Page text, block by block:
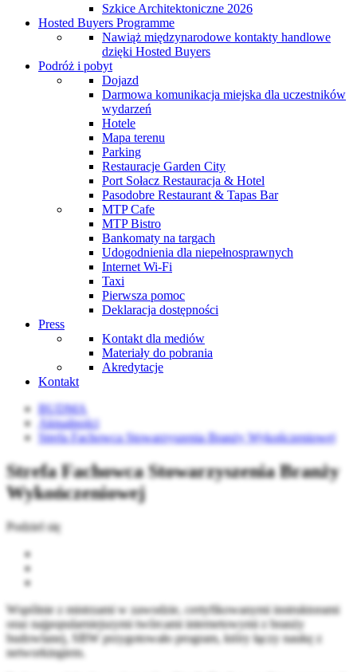
Szkice Architektoniczne 2026
Hosted Buyers Programme
Nawiąż międzynarodowe kontakty handlowe
dzięki Hosted Buyers
Podróż i pobyt
Dojazd
Darmowa komunikacja miejska dla uczestników
wydarzeń
Hotele
Mapa terenu
Parking
Restauracje Garden City
Port Sołacz Restauracja & Hotel
Pasodobre Restaurant & Tapas Bar
MTP Cafe
MTP Bistro
Bankomaty na targach
Udogodnienia dla niepełnosprawnych
Internet Wi-Fi
Taxi
Pierwsza pomoc
Deklaracja dostępności
Press
Kontakt dla mediów
Materiały do pobrania
Akredytacje
Kontakt
BUDMA
Aktualności
Strefa Fachowca Stowarzyszenia Branży Wykończeniowej
Strefa Fachowca Stowarzyszenia Branży
Wykończeniowej
Podziel się
Wspólnie z mistrzami w zawodzie, certyfikowanymi instruktorami
oraz najpopularniejszymi twórcami internetowymi z branży
budowlanej, SBW przygotowało program, który łączy naukę z
networkingiem.